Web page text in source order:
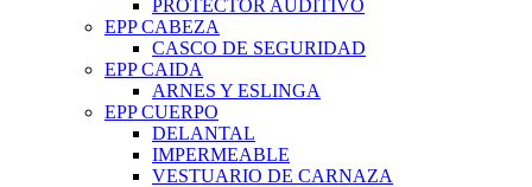
PROTECTOR AUDITIVO
EPP CABEZA
CASCO DE SEGURIDAD
EPP CAIDA
ARNES Y ESLINGA
EPP CUERPO
DELANTAL
IMPERMEABLE
VESTUARIO DE CARNAZA